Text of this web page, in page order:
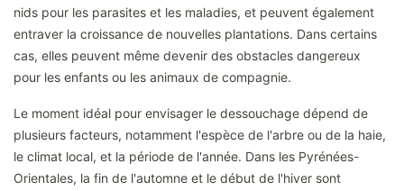
nids pour les parasites et les maladies, et peuvent également
entraver la croissance de nouvelles plantations. Dans certains
cas, elles peuvent même devenir des obstacles dangereux
pour les enfants ou les animaux de compagnie.
Le moment idéal pour envisager le dessouchage dépend de
plusieurs facteurs, notamment l'espèce de l'arbre ou de la haie,
le climat local, et la période de l'année. Dans les Pyrénées-
Orientales, la fin de l'automne et le début de l'hiver sont